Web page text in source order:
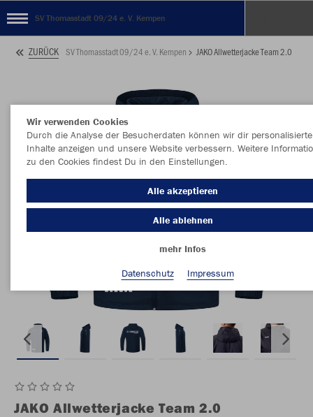
SV Thomasstadt 09/24 e. V. Kempen
ZURÜCK SV Thomasstadt 09/24 e. V. Kempen JAKO Allwetterjacke Team 2.0
JAKO Allwetterjacke Team 2.0
Wir verwenden Cookies
Durch die Analyse der Besucherdaten können wir dir personalisierte
Inhalte anzeigen und unsere Website verbessern. Weitere
zu den Cookies findest Du in den Einstellungen.
Alle akzeptieren
Alle ablehnen
mehr Infos
Datenschutz
Impressum